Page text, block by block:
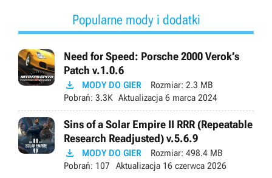
Popularne mody i dodatki
Need for Speed: Porsche 2000 Verok’s
Patch v.1.0.6
 MODY DO GIER Rozmiar: 2.3 MB
Pobrań: 3.3K Aktualizacja 6 marca 2024
Sins of a Solar Empire II RRR (Repeatable
Research Readjusted) v.5.6.9
 MODY DO GIER Rozmiar: 498.4 MB
Pobrań: 107 Aktualizacja 16 czerwca 2026